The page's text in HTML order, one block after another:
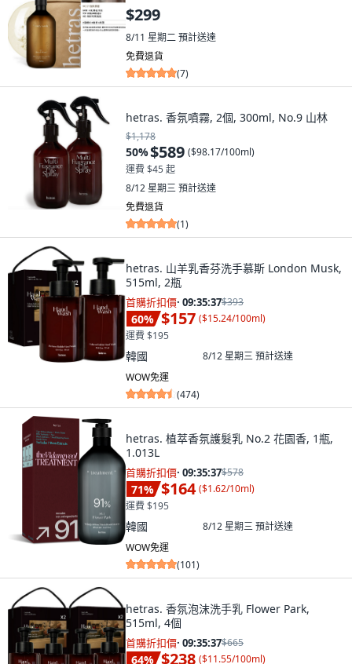
$299
8/11 星期二預計送達
免費退貨
(7)
hetras. 香氛噴霧, 2個, 300ml, No.9 山林
$1,178
50%$589 ($98.17/100ml)
運費 $45 起
8/12 星期三預計送達
免費退貨
(1)
hetras. 山羊乳香芬洗手慕斯 London Musk,
515ml, 2瓶
首購折扣價· 09:35:36$393
60% $157 ($15.24/100ml)
運費 $195
韓國 8/12 星期三預計送達
WOW免運
(474)
hetras. 植萃香氛護髮乳 No.2 花園香, 1瓶,
1.013L
首購折扣價· 09:35:36$578
71% $164 ($1.62/10ml)
運費 $195
韓國 8/12 星期三預計送達
WOW免運
(101)
hetras. 香氛泡沫洗手乳 Flower Park,
515ml, 4個
首購折扣價· 09:35:36$665
64% $238 ($11.55/100ml)